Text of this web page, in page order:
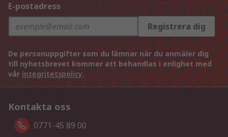
E-postadress
Registrera dig
De personuppgifter som du lämnar när du anmäler dig
till nyhetsbrevet kommer att behandlas i enlighet med
vår integritetspolicy.
Kontakta oss
0771-45 89 00